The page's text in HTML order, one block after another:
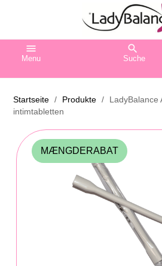
menu
Menu
search
Suche
Startseite Produkte
LadyBalance
intimtabletten
MÆNGDERABAT